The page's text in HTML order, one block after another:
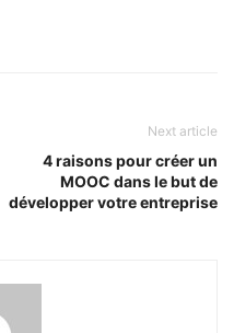
Next article
4 raisons pour créer un
MOOC dans le but de
développer votre entreprise